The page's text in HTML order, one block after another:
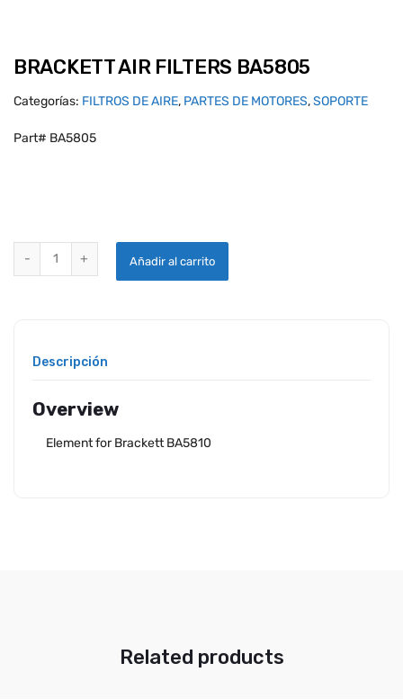
BRACKETT AIR FILTERS BA5805
Categorías: FILTROS DE AIRE, PARTES DE MOTORES,SOPORTE
Part# BA5805
BRACKETT AIR FILTERS BA5805 quantity
Añadir al carrito
Descripción
Overview
Element for Brackett BA5810
Related products